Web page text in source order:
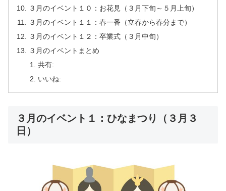
３月のイベント１０：お花見（３月下旬～５月上旬）
３月のイベント１１：春一番（立春から春分まで）
３月のイベント１２：卒業式（３月中旬）
３月のイベントまとめ
共有:
いいね:
３月のイベント１：ひなまつり（３月３
日）